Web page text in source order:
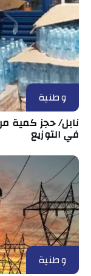
وطنية
نابل/ حجز كمية
في التوزيع
وطنية